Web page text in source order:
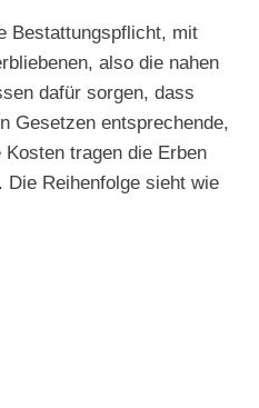
Bestattungspflicht, mit
also die nahen
dafür sorgen, dass
Gesetzen entsprechende,
tragen die Erben
Reihenfolge sieht wie